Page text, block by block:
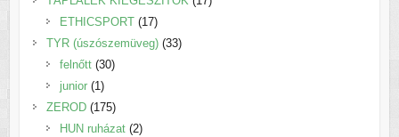
ETHICSPORT 1717
termék
TYR (úszószemüveg) 3333
felnőtt 3030
junior 11
termék
ZEROD 175175
termék
HUN ruházat 22